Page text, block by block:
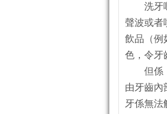
洗牙
聲波或者
飲品（例
色，令牙
但係
由牙齒內
牙係無法